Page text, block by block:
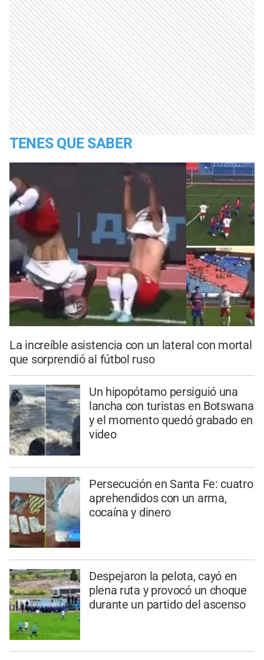
TENES QUE SABER
La increíble asistencia con un lateral con mortal
que sorprendió al fútbol ruso
Un hipopótamo persiguió una
lancha con turistas en Botswana
y el momento quedó grabado en
video
Persecución en Santa Fe: cuatro
aprehendidos con un arma,
cocaína y dinero
Despejaron la pelota, cayó en
plena ruta y provocó un choque
durante un partido del ascenso